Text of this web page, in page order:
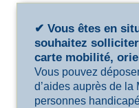
✔ Vous êtes en
souhaitez
carte mobilité,
Vous pouvez
d’aides auprès de
personnes